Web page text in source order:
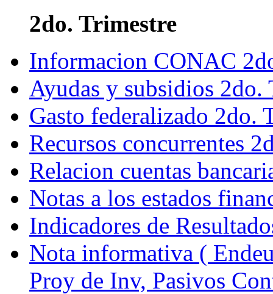
2do. Trimestre
Informacion CONAC
Ayudas y subsidios 2do.
Gasto federalizado 2do.
Recursos concurrentes
Relacion cuentas
Notas a los estados
Indicadores de
Nota informativa (
Proy de Inv, Pasivos